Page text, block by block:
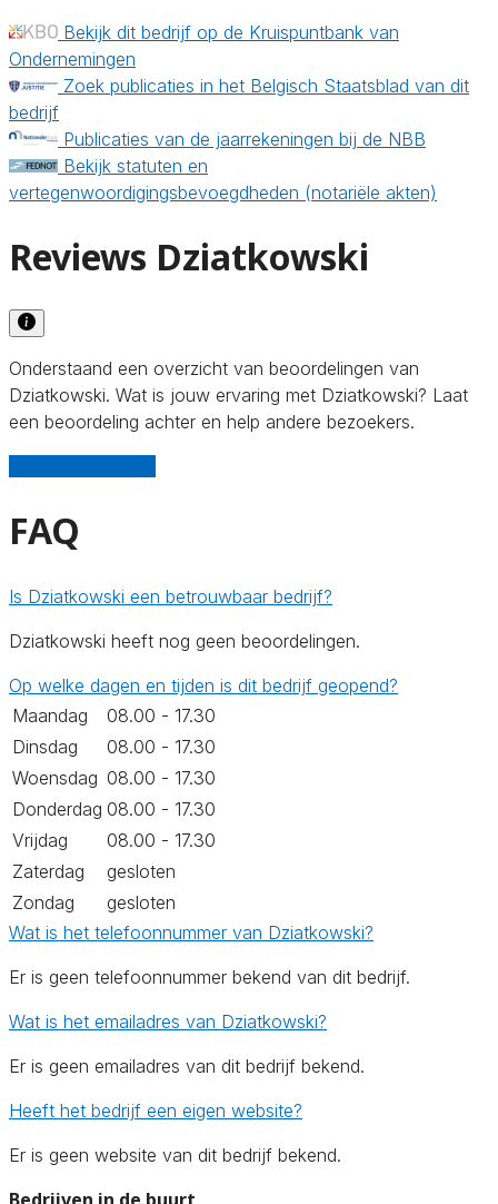
Bekijk dit bedrijf op de Kruispuntbank van
Ondernemingen
Zoek publicaties in het Belgisch Staatsblad van dit
bedrijf
Publicaties van de jaarrekeningen bij de NBB
Bekijk statuten en
vertegenwoordigingsbevoegdheden (notariële akten)
Reviews Dziatkowski
Onderstaand een overzicht van beoordelingen van
Dziatkowski. Wat is jouw ervaring met Dziatkowski? Laat
een beoordeling achter en help andere bezoekers.
FAQ
Is Dziatkowski een betrouwbaar bedrijf?
Dziatkowski heeft nog geen beoordelingen.
Op welke dagen en tijden is dit bedrijf geopend?
Maandag
08.00 - 17.30
Dinsdag
08.00 - 17.30
Woensdag 08.00 - 17.30
Donderdag 08.00 - 17.30
Vrijdag
08.00 - 17.30
Zaterdag
gesloten
Zondag
gesloten
Wat is het telefoonnummer van Dziatkowski?
Er is geen telefoonnummer bekend van dit bedrijf.
Wat is het emailadres van Dziatkowski?
Er is geen emailadres van dit bedrijf bekend.
Heeft het bedrijf een eigen website?
Er is geen website van dit bedrijf bekend.